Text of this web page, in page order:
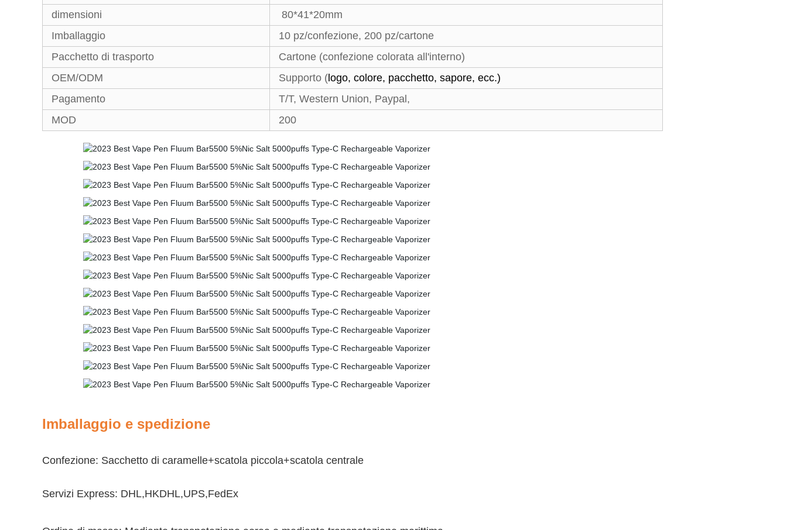
dimensioni
80*41*20mm
Imballaggio
10 pz/confezione, 200 pz/cartone
Pacchetto di trasporto
Cartone (confezione colorata all'interno)
OEM/ODM
Supporto ( logo, colore, pacchetto, sapore, ecc.)
Pagamento
T/T, Western Union, Paypal,
MOD
200
Imballaggio e spedizione
Confezione: Sacchetto di caramelle+scatola piccola+scatola centrale
Servizi Express: DHL,HKDHL,UPS,FedEx